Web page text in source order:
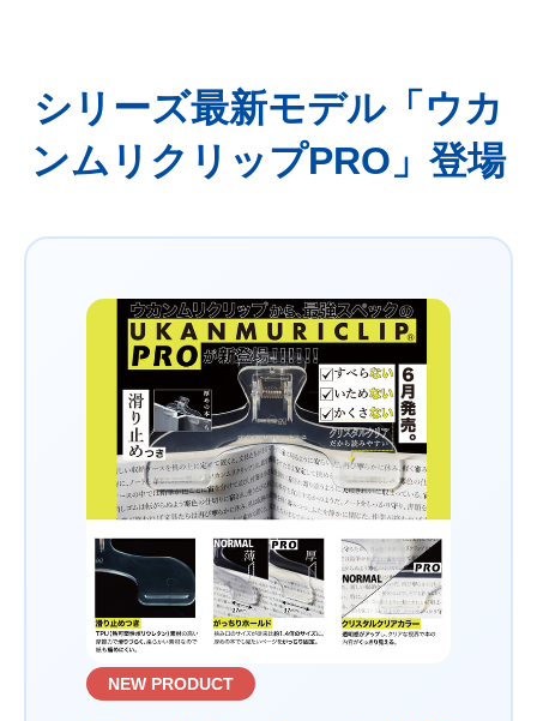
シリーズ最新モデル「ウカ
ンムリクリップPRO」登場
NEW PRODUCT